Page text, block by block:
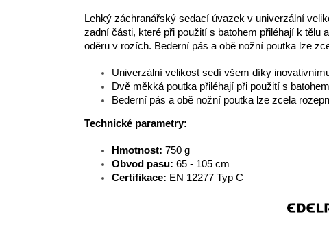
Lehký záchranářský sedací úvazek v univerzální
zadní části, které při použití s ​​batohem přiléhají k tělu
oděru v rozích. Bederní pás a obě nožní poutka lze
Univerzální velikost sedí všem díky
Dvě měkká poutka přiléhají při použití s
Bederní pás a obě nožní poutka lze zcela
Technické parametry:
Hmotnost: 750 g
Obvod pasu: 65 - 105 cm
Certifikace: EN 12277 Typ C